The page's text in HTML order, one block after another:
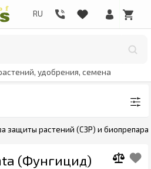
удобрения, семена
защиты растений (СЗР) и
(Фунгицид)